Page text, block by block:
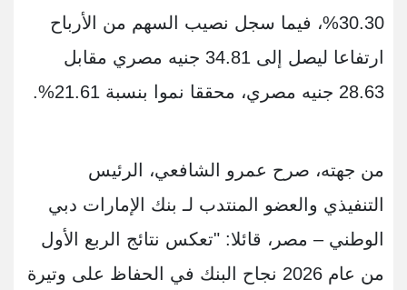
30.30%، فيما سجل نصيب السهم من الأرباح
ارتفاعا ليصل إلى 34.81 جنيه مصري مقابل
28.63 جنيه مصري، محققا نموا بنسبة 21.61%.
من جهته، صرح عمرو الشافعي، الرئيس
التنفيذي والعضو المنتدب لـ بنك الإمارات دبي
الوطني – مصر، قائلا: "تعكس نتائج الربع الأول
من عام 2026 نجاح البنك في الحفاظ على وتيرة